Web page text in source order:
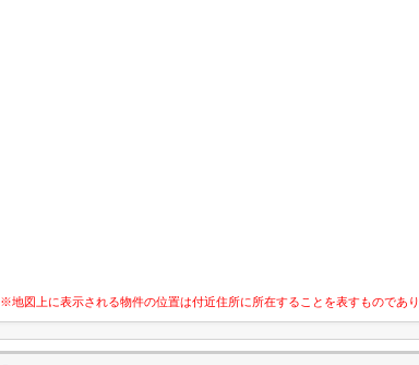
※地図上に表示される物件の位置は付近住所に所在することを表すものであ